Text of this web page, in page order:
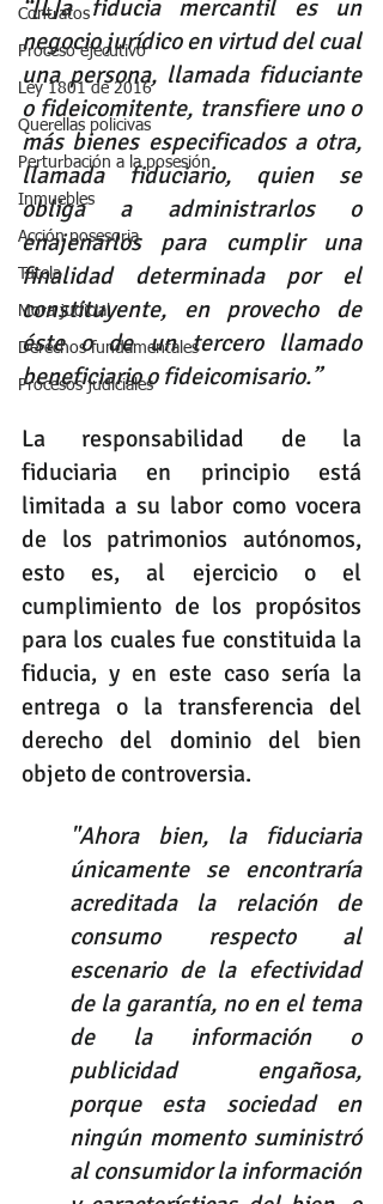
Contratos
Proceso ejecutivo
Ley 1801 de 2016
Querellas policivas
Perturbación a la posesión
Inmuebles
Acción posesoria
Tutela
Mora judicial
Derechos fundamentales
Procesos judiciales
“[L]a fiducia mercantil es un
negocio jurídico en virtud del cual
una persona, llamada fiduciante
o fideicomitente, transfiere uno o
más bienes especificados a otra,
llamada fiduciario, quien se
obliga a administrarlos o
enajenarlos para cumplir una
finalidad determinada por el
constituyente, en provecho de
éste o de un tercero llamado
beneficiario o fideicomisario.”
La responsabilidad de la
fiduciaria en principio está
limitada a su labor como vocera
de los patrimonios autónomos,
esto es, al ejercicio o el
cumplimiento de los propósitos
para los cuales fue constituida la
fiducia, y en este caso sería la
entrega o la transferencia del
derecho del dominio del bien
objeto de controversia.
"Ahora bien, la fiduciaria
únicamente se encontraría
acreditada la relación de
consumo respecto al
escenario de la efectividad
de la garantía, no en el tema
de la información o
publicidad engañosa,
porque esta sociedad en
ningún momento suministró
al consumidor la información